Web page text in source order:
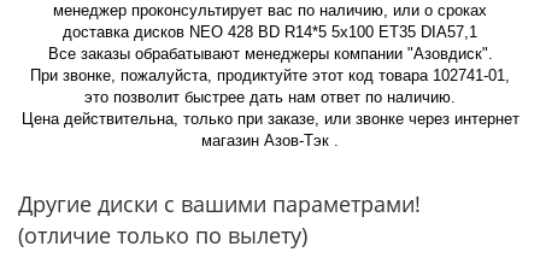
менеджер проконсультирует вас по наличию, или о сроках
доставка дисков NEO 428 BD R14*5 5x100 ET35 DIA57,1
Все заказы обрабатывают менеджеры компании "Азовдиск".
При звонке, пожалуйста, продиктуйте этот код товара 102741-01,
это позволит быстрее дать нам ответ по наличию.
Цена действительна, только при заказе, или звонке через интернет
магазин Азов-Тэк .
Другие диски с вашими параметрами!
(отличие только по вылету)